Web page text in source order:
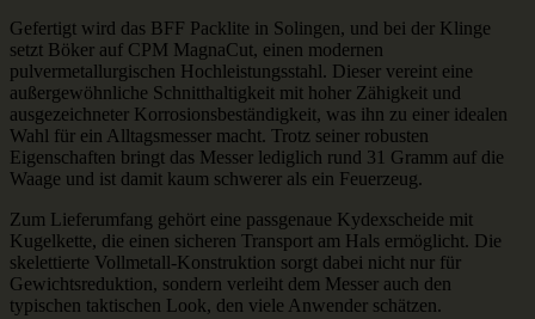
Gefertigt wird das BFF Packlite in Solingen, und bei der Klinge
setzt Böker auf CPM MagnaCut, einen modernen
pulvermetallurgischen Hochleistungsstahl. Dieser vereint eine
außergewöhnliche Schnitthaltigkeit mit hoher Zähigkeit und
ausgezeichneter Korrosionsbeständigkeit, was ihn zu einer idealen
Wahl für ein Alltagsmesser macht. Trotz seiner robusten
Eigenschaften bringt das Messer lediglich rund 31 Gramm auf die
Waage und ist damit kaum schwerer als ein Feuerzeug.
Zum Lieferumfang gehört eine passgenaue Kydexscheide mit
Kugelkette, die einen sicheren Transport am Hals ermöglicht. Die
skelettierte Vollmetall-Konstruktion sorgt dabei nicht nur für
Gewichtsreduktion, sondern verleiht dem Messer auch den
typischen taktischen Look, den viele Anwender schätzen.